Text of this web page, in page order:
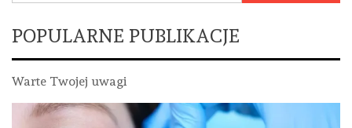
POPULARNE PUBLIKACJE
Warte Twojej uwagi